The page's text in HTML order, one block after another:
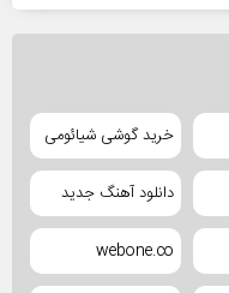
خرید گوشی شیائومی
دانلود آهنگ جدید
webone.co